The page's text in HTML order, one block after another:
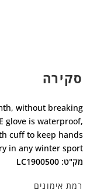
סקירה
without breaking
glove is waterproof,
cuff to keep hands
in any winter sport.
מק"ט: LC1900500
רמת אימונים